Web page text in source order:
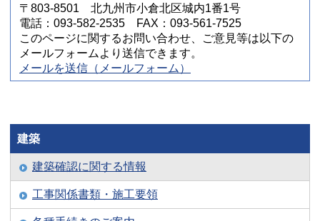
〒803-8501 北九州市小倉北区城内1番1号
電話：093-582-2535 FAX：093-561-7525
このページに関するお問い合わせ、ご意見等は以下の
メールフォームより送信できます。
メールを送信（メールフォーム）
建築
建築確認に関する情報
工事関係書類・施工要領